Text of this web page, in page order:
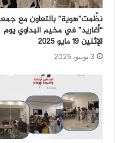
نظّمت”هوية” بالتعاون مع
“أغاريد” في مخيم البداوي يوم
الإثنين 19 مايو 2025
3 يونيو، 2025